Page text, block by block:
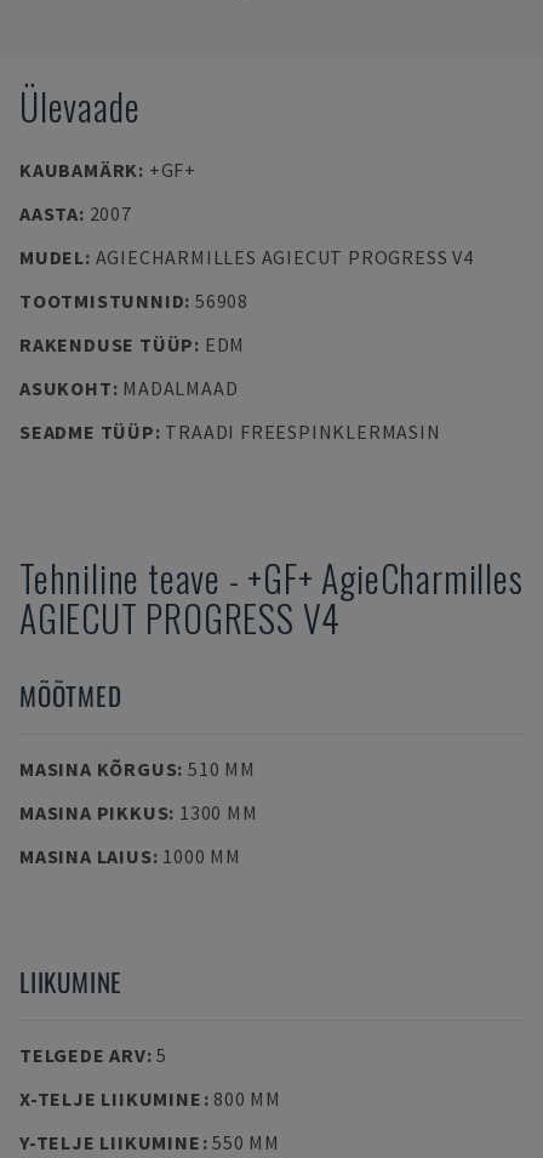
Ülevaade
KAUBAMÄRK: +GF+
AASTA: 2007
MUDEL: AGIECHARMILLES AGIECUT PROGRESS V4
TOOTMISTUNNID: 56908
RAKENDUSE TÜÜP: EDM
ASUKOHT: MADALMAAD
SEADME TÜÜP: TRAADI FREESPINKLERMASIN
Tehniline teave - +GF+ AgieCharmilles
AGIECUT PROGRESS V4
MÕÕTMED
MASINA KÕRGUS: 510 MM
MASINA PIKKUS: 1300 MM
MASINA LAIUS: 1000 MM
LIIKUMINE
TELGEDE ARV:5
X-TELJE LIIKUMINE : 800 MM
Y-TELJE LIIKUMINE :550 MM